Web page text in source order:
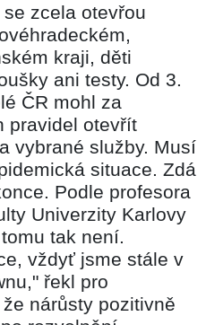
zcela otevřou
kraji, děti
ani testy. Od 3.
ČR mohl za
pravidel otevřít
vybrané služby. Musí
situace. Zdá
Podle profesora
Univerzity Karlovy
tak není.
vždyť jsme stále v
řekl pro
nárůsty pozitivně